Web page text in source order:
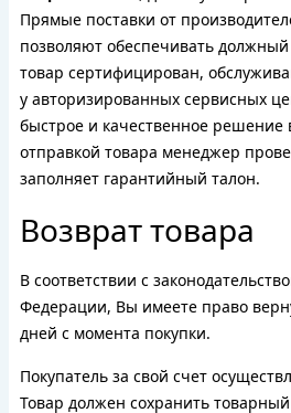
Прямые поставки от
позволяют обеспечивать
товар сертифицирован,
у авторизированных сервисных
быстрое и качественное решение
отправкой товара менеджер
заполняет гарантийный талон.
Возврат товара
В соответствии с
Федерации, Вы имеете право
дней с момента покупки.
Покупатель за свой счет
Товар должен сохранить